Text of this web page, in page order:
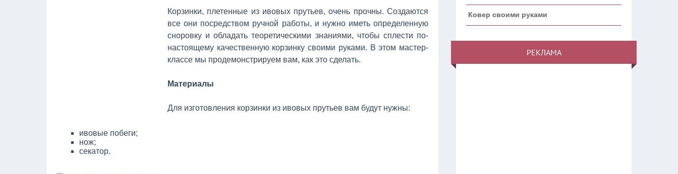
Корзинки, плетенные из ивовых прутьев, очень прочны. Создаются
все они посредством ручной работы, и нужно иметь определенную
сноровку и обладать теоретическими знаниями, чтобы сплести по-
настоящему качественную корзинку своими руками. В этом мастер-
классе мы продемонстрируем вам, как это сделать.
Материалы
Для изготовления корзинки из ивовых прутьев вам будут нужны:
ивовые побеги;
нож;
секатор.
Ковер своими руками
РЕКЛАМА